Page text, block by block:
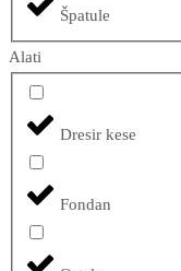
Špatule
Alati
Dresir kese
Fondan